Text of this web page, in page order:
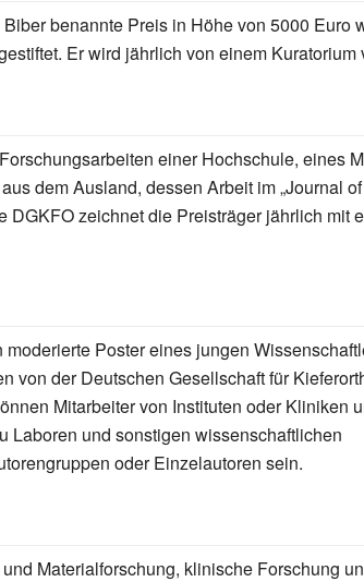
benannte Preis in Höhe von 5000 Euro
Er wird jährlich von einem Kuratorium
einer Hochschule, eines
dem Ausland, dessen Arbeit im „Journal
DGKFO zeichnet die Preisträger jährlich mit
Poster eines jungen
von der Deutschen Gesellschaft für
Mitarbeiter von Instituten oder Kliniken
Laboren und sonstigen wissenschaftlichen
oder Einzelautoren sein.
Materialforschung, klinische Forschung